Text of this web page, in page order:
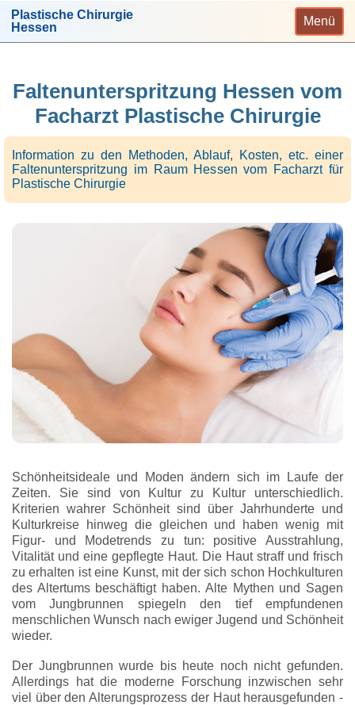
Plastische Chirurgie
Hessen
Menü
Faltenunterspritzung Hessen vom
Facharzt Plastische Chirurgie
Information zu den Methoden, Ablauf, Kosten, etc. einer
Faltenunterspritzung im Raum Hessen vom Facharzt für
Plastische Chirurgie
Schönheitsideale und Moden ändern sich im Laufe der
Zeiten. Sie sind von Kultur zu Kultur unterschiedlich.
Kriterien wahrer Schönheit sind über Jahrhunderte und
Kulturkreise hinweg die gleichen und haben wenig mit
Figur- und Modetrends zu tun: positive Ausstrahlung,
Vitalität und eine gepflegte Haut. Die Haut straff und frisch
zu erhalten ist eine Kunst, mit der sich schon Hochkulturen
des Altertums beschäftigt haben. Alte Mythen und Sagen
vom Jungbrunnen spiegeln den tief empfundenen
menschlichen Wunsch nach ewiger Jugend und Schönheit
wieder.
Der Jungbrunnen wurde bis heute noch nicht gefunden.
Allerdings hat die moderne Forschung inzwischen sehr
viel über den Alterungsprozess der Haut herausgefunden -